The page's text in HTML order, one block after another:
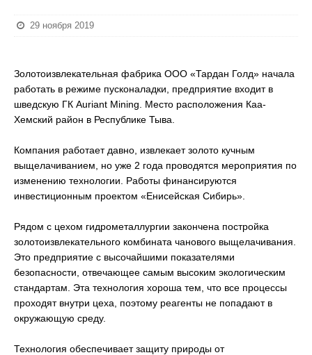
29 ноября 2019
Золотоизвлекательная фабрика ООО «Тардан Голд» начала
работать в режиме пусконаладки, предприятие входит в
шведскую ГК Auriant Mining. Место расположения Каа-
Хемский район в Республике Тыва.
Компания работает давно, извлекает золото кучным
выщелачиванием, но уже 2 года проводятся мероприятия по
изменению технологии. Работы финансируются
инвестиционным проектом «Енисейская Сибирь».
Рядом с цехом гидрометаллургии закончена постройка
золотоизвлекательного комбината чанового выщелачивания.
Это предприятие с высочайшими показателями
безопасности, отвечающее самым высоким экологическим
стандартам. Эта технология хороша тем, что все процессы
проходят внутри цеха, поэтому реагенты не попадают в
окружающую среду.
Технология обеспечивает защиту природы от